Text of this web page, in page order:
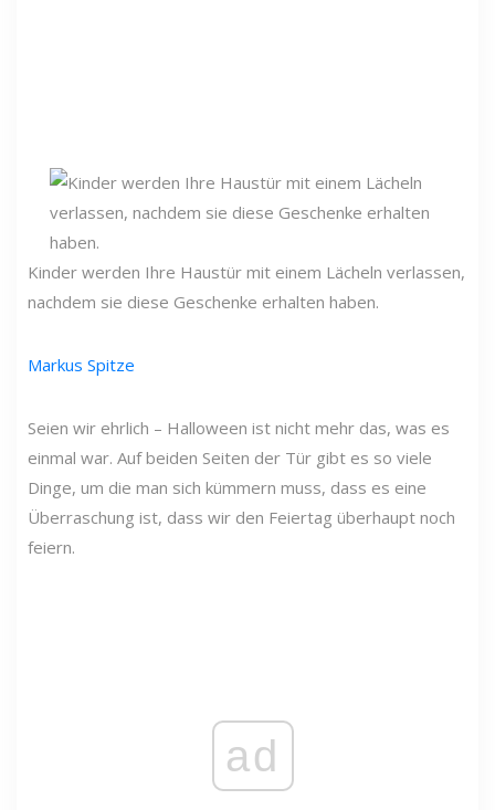
Kinder werden Ihre Haustür mit einem Lächeln verlassen,
nachdem sie diese Geschenke erhalten haben.
Markus Spitze
Seien wir ehrlich – Halloween ist nicht mehr das, was es
einmal war. Auf beiden Seiten der Tür gibt es so viele
Dinge, um die man sich kümmern muss, dass es eine
Überraschung ist, dass wir den Feiertag überhaupt noch
feiern.
ad